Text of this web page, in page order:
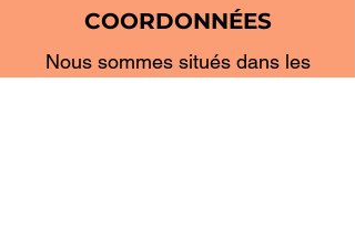
COORDONNÉES
Nous sommes situés dans les